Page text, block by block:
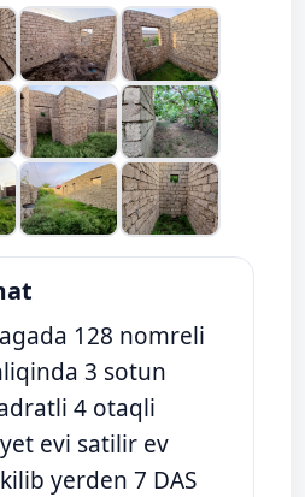
128 nomreli
3 sotun
4 otaqli
evi satilir ev
yerden 7 DAS